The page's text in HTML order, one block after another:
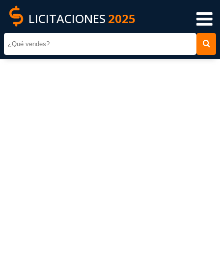
LICITACIONES 2025